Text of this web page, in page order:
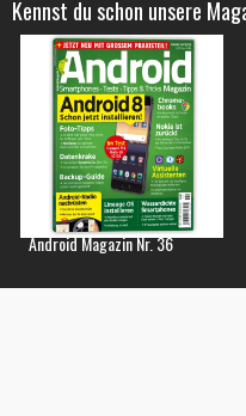
Kennst du schon unsere
Android Magazin Nr. 36